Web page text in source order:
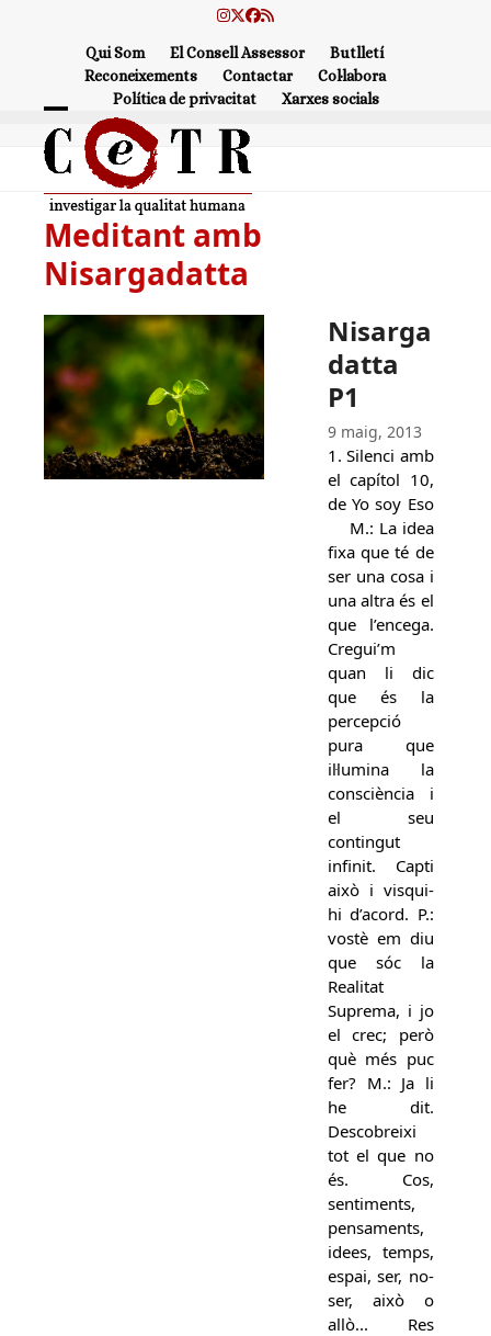
Instagram
Twitter
Facebook
RSS
Qui Som El Consell Assessor
Butlletí
Reconeixements
Contactar
Col·labora
Política de privacitat
Xarxes socials
Open
mobile
menu
Close
mobile
menu
Meditant amb
Nisargadatta
Nisarga
datta
P1
9 maig, 2013
1. Silenci amb
el capítol 10,
de Yo soy Eso
M.: La idea
fixa que té de
ser una cosa i
una altra és el
que l’encega.
Cregui’m
quan li dic
que és la
percepció
pura que
il·lumina la
consciència i
el seu
contingut
infinit. Capti
això i visqui-
hi d’acord. P.:
vostè em diu
que sóc la
Realitat
Suprema, i jo
el crec; però
què més puc
fer? M.: Ja li
he dit.
Descobreixi
tot el que no
és. Cos,
sentiments,
pensaments,
idees, temps,
espai, ser, no-
ser, això o
allò... Res